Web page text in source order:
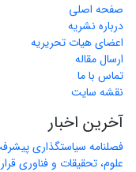
صفحه اصلی
درباره نشریه
اعضای هیات تحریریه
ارسال مقاله
تماس با ما
نقشه سایت
آخرین اخبار
علوم، تحقیقات و فناوری